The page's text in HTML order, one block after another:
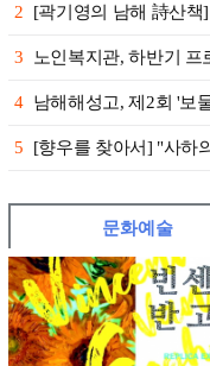
2 [곽기영의 남해 詩산책
3 노인복지관, 하반기 프
4 남해해성고, 제2회 '보
5 [향우를 찾아서] "사하
문화예술